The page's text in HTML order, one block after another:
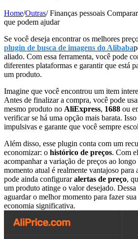
Home/Outras/Finanças pessoais
que podem ajudar
Se você deseja encontrar os melhores
plugin de busca de imagens do Alibaba
aliado. Com essa ferramenta, você pode
diferentes plataformas e garantir que está
um produto.
Imagine que você encontrou um item
Antes de finalizar a compra, você pode
mesmo produto no AliExpress, 1688 ou
verificar se há uma opção mais barata.
impulsivas e garante que você sempre
Além disso, esse plugin conta com um
economizar: o histórico de preços. Com
acompanhar a variação de preços ao
momento atual é realmente vantajoso para
pode ainda configuraralertas de preço,
um produto atinge o valor desejado.
aguardar o melhor momento para fazer
economia significativa.